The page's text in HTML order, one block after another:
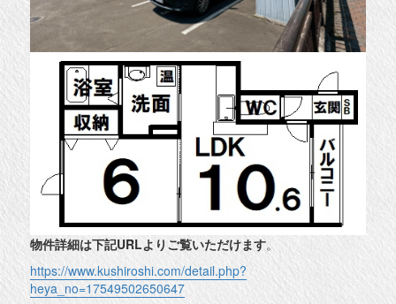
物件詳細は下記URLよりご覧いただけます。
https://www.kushiroshi.com/detail.php?
heya_no=17549502650647